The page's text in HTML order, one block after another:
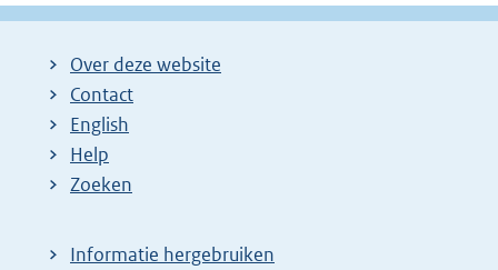
Over deze website
Contact
English
Help
Zoeken
Informatie hergebruiken